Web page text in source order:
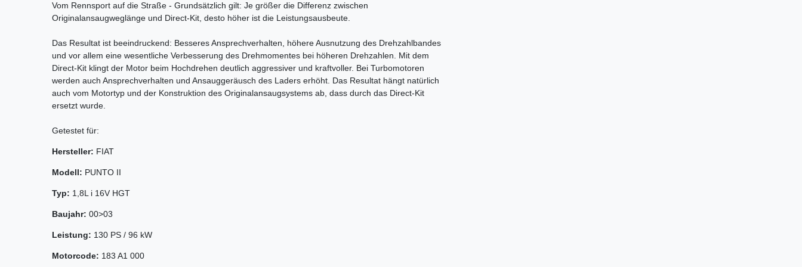
Vom Rennsport auf die Straße - Grundsätzlich gilt: Je größer die Differenz zwischen
Originalansaugweglänge und Direct-Kit, desto höher ist die Leistungsausbeute.
Das Resultat ist beeindruckend: Besseres Ansprechverhalten, höhere Ausnutzung des Drehzahlbandes
und vor allem eine wesentliche Verbesserung des Drehmomentes bei höheren Drehzahlen. Mit dem
Direct-Kit klingt der Motor beim Hochdrehen deutlich aggressiver und kraftvoller. Bei Turbomotoren
werden auch Ansprechverhalten und Ansauggeräusch des Laders erhöht. Das Resultat hängt natürlich
auch vom Motortyp und der Konstruktion des Originalansaugsystems ab, dass durch das Direct-Kit
ersetzt wurde.
Getestet für:
Hersteller: FIAT
Modell: PUNTO II
Typ: 1,8L i 16V HGT
Baujahr: 00>03
Leistung: 130 PS / 96 kW
Motorcode: 183 A1 000